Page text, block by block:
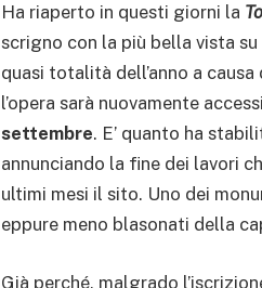
Ha riaperto in questi giorni la
scrigno con la più bella vista su
quasi totalità dell’anno a
l’opera sarà nuovamente
settembre. E’ quanto ha
annunciando la fine dei lavori
ultimi mesi il sito. Uno dei
eppure meno blasonati della
Già perché, malgrado